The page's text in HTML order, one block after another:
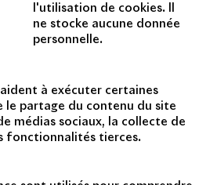
l'utilisation de cookies. Il
ne stocke aucune donnée
personnelle.
à exécuter certaines
partage du contenu du site
médias sociaux, la collecte de
fonctionnalités tierces.